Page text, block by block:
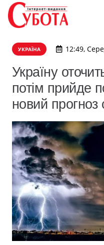
УКРАЇНА 12:49,
Україну
потім прийде
новий прогноз